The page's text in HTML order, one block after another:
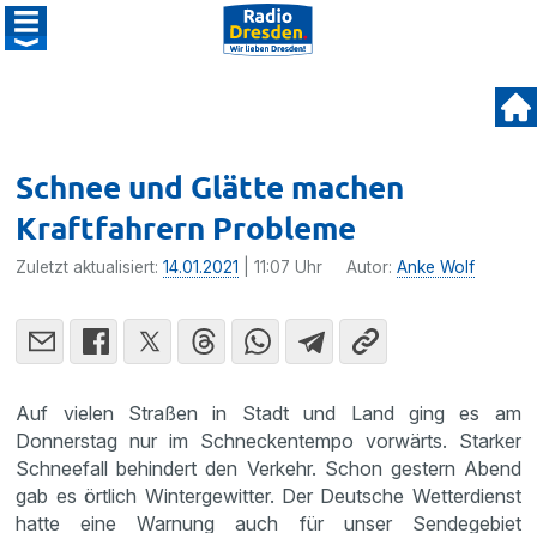
Schnee und Glätte machen
Kraftfahrern Probleme
Zuletzt aktualisiert:14.01.2021 | 11:07 Uhr Autor:Anke Wolf
Auf vielen Straßen in Stadt und Land ging es am
Donnerstag nur im Schneckentempo vorwärts. Starker
Schneefall behindert den Verkehr. Schon gestern Abend
gab es örtlich Wintergewitter. Der Deutsche Wetterdienst
hatte eine Warnung auch für unser Sendegebiet